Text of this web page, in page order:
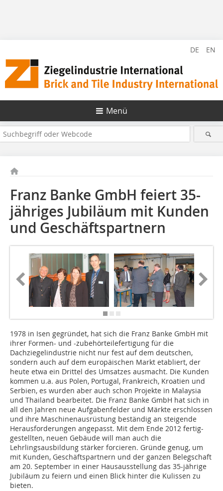
DE EN
Menü
Franz Banke GmbH feiert 35-
jähriges Jubiläum mit Kunden
und Geschäftspartnern
1978 in Isen gegründet, hat sich die Franz Banke GmbH mit
ihrer Formen- und -zubehörteilefertigung für die
Dachziegelindustrie nicht nur fest auf dem deutschen,
sondern auch auf dem europäischen Markt etabliert, der
heute etwa ein Drittel des Umsatzes ausmacht. Die Kunden
kommen u.a. aus Polen, Portugal, Frankreich, Kroatien und
Serbien, es wurden aber auch schon Projekte in Malaysia
und Thailand bearbeitet. Die Franz Banke GmbH hat sich in
all den Jahren neue Aufgabenfelder und Märkte erschlossen
und ihre Maschinenausrüstung beständig an steigende
Herausforderungen angepasst. Mit dem Ende 2012 fertig-
gestellten, neuen Gebäude will man auch die
Lehrlingsausbildung stärker forcieren. Gründe genug, um
mit Kunden, Geschäftspartnern und der ganzen Belegschaft
am 20. September in einer Hausausstellung das 35-jährige
Jubiläum zu feiern und einen Blick hinter die Kulissen zu
bieten.